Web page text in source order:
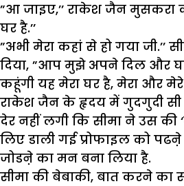
”आ जाइए,’’ राकेश जैन मुसकरा
घर है.’’
”अभी मेरा कहां से हो गया
दिया, ”आप मुझे अपने दिल और
कहूंगी यह मेरा घर है, मेरा और मेरे
राकेश जैन के हृदय में गुदगुदी सी
देर नहीं लगी कि सीमा ने उस की
लिए डाली गई प्रोफाइल को
जोडऩे का मन बना लिया है.
सीमा की बेबाकी, बात करने